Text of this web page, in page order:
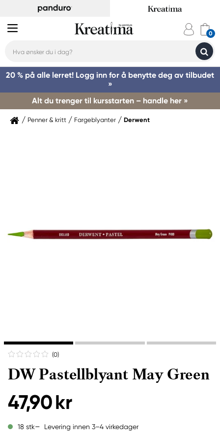
20 % på alle lerret! Logg inn for å benytte deg av tilbudet
»
Alt du trenger til kursstarten – handle her »
Penner & kritt Fargeblyanter Derwent
(0)
DW Pastellblyant May Green
47,90 kr
18 stk Levering innen 3–4 virkedager